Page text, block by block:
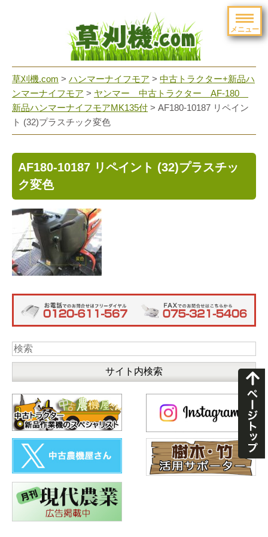
メニュー
草刈機.com > ハンマーナイフモア > 中古トラクター+新品ハ
ンマーナイフモア > ヤンマー 中古トラクター AF-180
新品ハンマーナイフモアMK135付 > AF180-10187 リペイン
ト (32)プラスチック変色
AF180-10187 リペイント (32)プラスチッ
ク変色